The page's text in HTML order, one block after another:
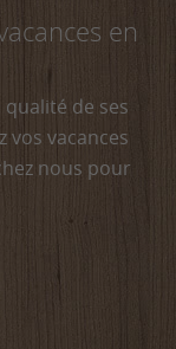
en
de ses
vos vacances
nous pour